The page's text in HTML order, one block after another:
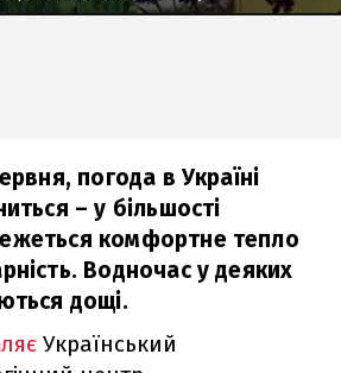
погода в Україні
– у більшості
комфортне тепло
Водночас у деяких
дощі.
Український